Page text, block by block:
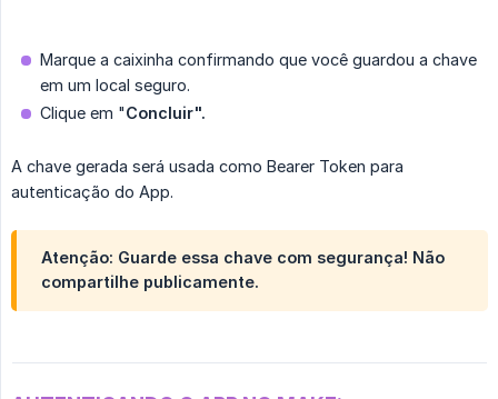
Marque a caixinha confirmando que você guardou a chave
em um local seguro.
Clique em "Concluir".
A chave gerada será usada como Bearer Token para
autenticação do App.
Atenção: Guarde essa chave com segurança! Não
compartilhe publicamente.